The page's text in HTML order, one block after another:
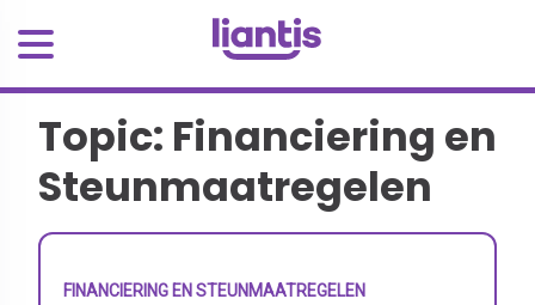
Topic: Financiering en
Steunmaatregelen
FINANCIERING EN STEUNMAATREGELEN